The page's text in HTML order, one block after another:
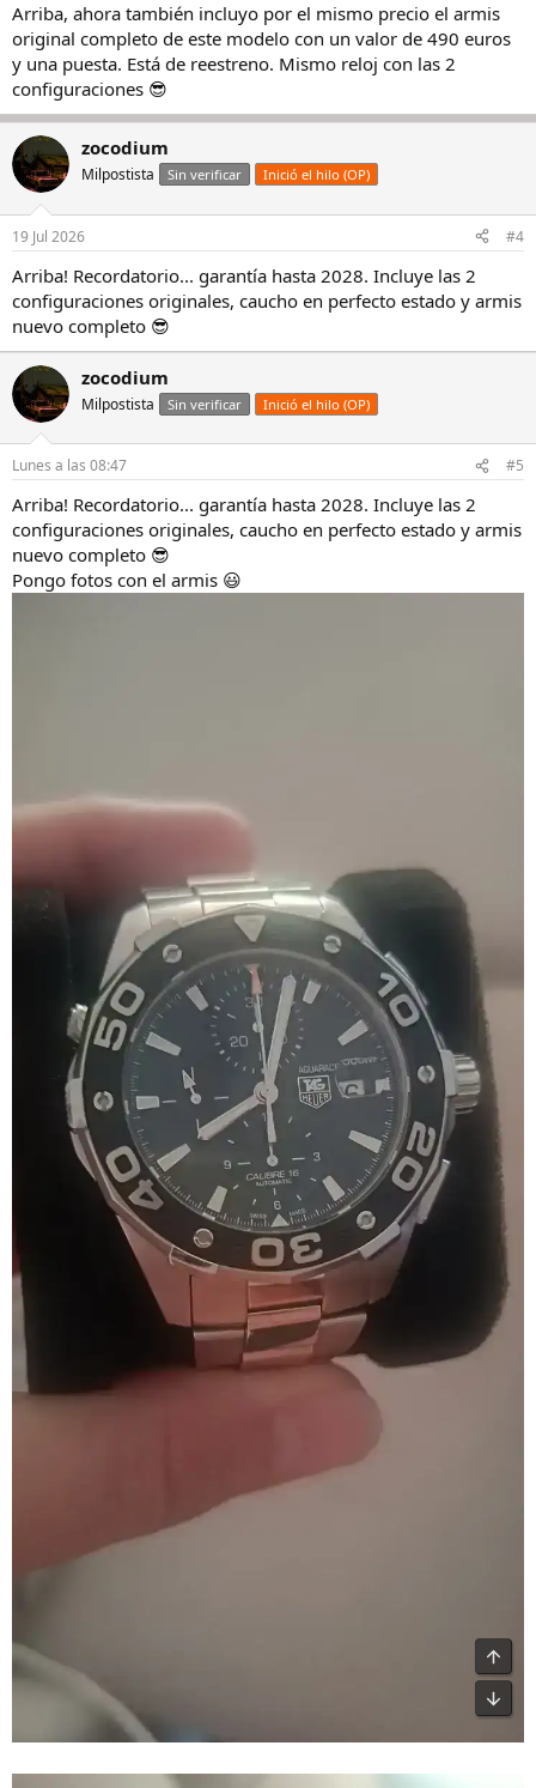
Arriba, ahora también incluyo por el mismo precio el armis
original completo de este modelo con un valor de 490 euros
y una puesta. Está de reestreno. Mismo reloj con las 2
configuraciones 😎
zocodium
Milpostista Sin verificar Inició el hilo (OP)
19 Jul 2026 #4
Arriba! Recordatorio... garantía hasta 2028. Incluye las 2
configuraciones originales, caucho en perfecto estado y armis
nuevo completo 😎
zocodium
Milpostista Sin verificar Inició el hilo (OP)
Lunes a las 08:47 #5
Arriba! Recordatorio... garantía hasta 2028. Incluye las 2
configuraciones originales, caucho en perfecto estado y armis
nuevo completo 😎
Pongo fotos con el armis 😃